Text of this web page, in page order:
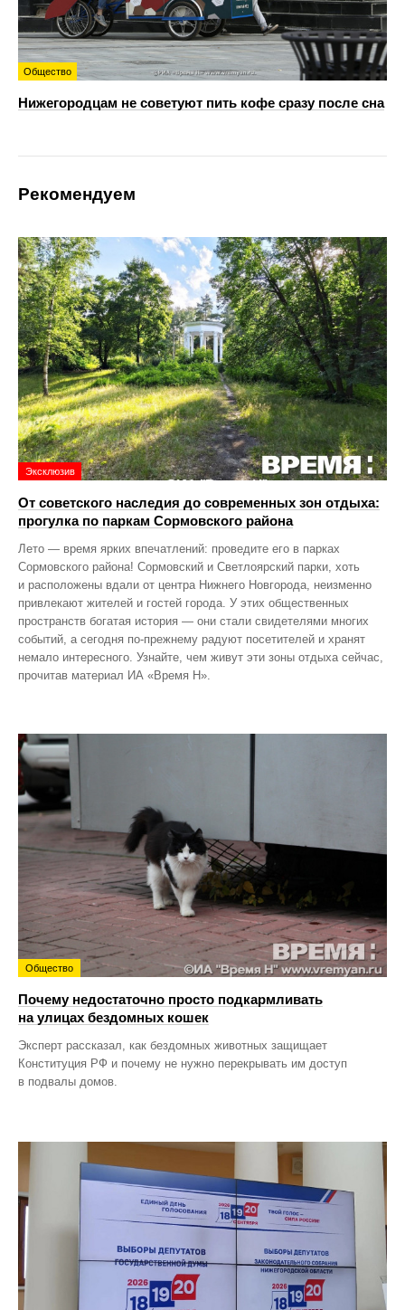
Общество
Нижегородцам не советуют пить кофе сразу после сна
Рекомендуем
Эксклюзив
От советского наследия до современных зон отдыха:
прогулка по паркам Сормовского района
Лето — время ярких впечатлений: проведите его в парках
Сормовского района! Сормовский и Светлоярский парки, хоть
и расположены вдали от центра Нижнего Новгорода, неизменно
привлекают жителей и гостей города. У этих общественных
пространств богатая история — они стали свидетелями многих
событий, а сегодня по‑прежнему радуют посетителей и хранят
немало интересного. Узнайте, чем живут эти зоны отдыха сейчас,
прочитав материал ИА «Время Н».
Общество
Почему недостаточно просто подкармливать
на улицах бездомных кошек
Эксперт рассказал, как бездомных животных защищает
Конституция РФ и почему не нужно перекрывать им доступ
в подвалы домов.